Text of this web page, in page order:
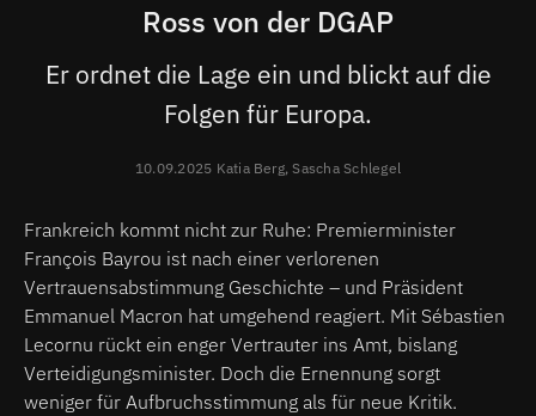
Ross von der DGAP
Er ordnet die Lage ein und blickt auf die
Folgen für Europa.
10.09.2025 Katia Berg, Sascha Schlegel
Frankreich kommt nicht zur Ruhe: Premierminister
François Bayrou ist nach einer verlorenen
Vertrauensabstimmung Geschichte – und Präsident
Emmanuel Macron hat umgehend reagiert. Mit Sébastien
Lecornu rückt ein enger Vertrauter ins Amt, bislang
Verteidigungsminister. Doch die Ernennung sorgt
weniger für Aufbruchsstimmung als für neue Kritik.